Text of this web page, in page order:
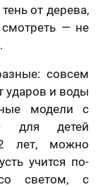
от дерева,
смотреть — не
совсем
ударов и воды
модели с
для детей
лет, можно
учится по-
светом, с